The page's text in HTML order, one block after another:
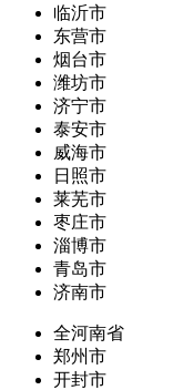
临沂市
东营市
烟台市
潍坊市
济宁市
泰安市
威海市
日照市
莱芜市
枣庄市
淄博市
青岛市
济南市
全河南省
郑州市
开封市